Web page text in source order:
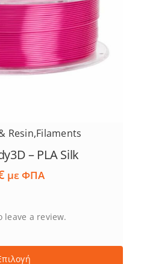
Resin,Filaments
– PLA Silk
με ΦΠΑ
leave a review.